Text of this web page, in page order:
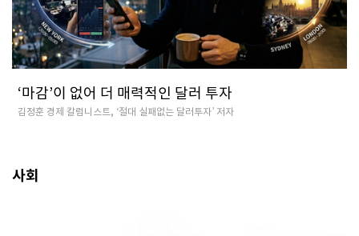
‘마감’이 없어 더 매력적인 달러 투자
김정훈 경제 칼럼니스트, ‘절대 실패없는 달러투자’ 저자
사회